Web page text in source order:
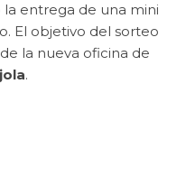
entrega de una mini
El objetivo del sorteo
la nueva oficina de
.